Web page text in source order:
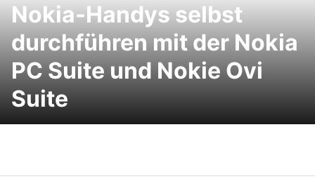
Nokia-Handys selbst
durchführen mit der Nokia
PC Suite und Nokie Ovi
Suite